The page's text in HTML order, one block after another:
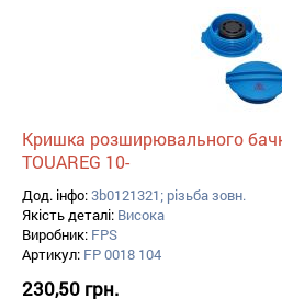
Кришка розширювального
TOUAREG 10-
Дод. інфо:3b0121321; різьба зовн.
Якість деталі: Висока
Виробник: FPS
Артикул: FP 0018 104
230,50 грн.